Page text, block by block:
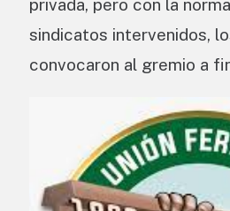
privada, pero con la
sindicatos intervenidos,
convocaron al gremio a